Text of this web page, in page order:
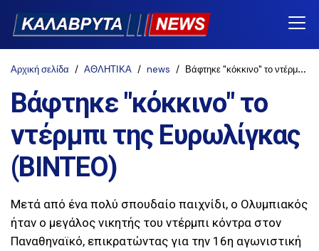
Αρχική σελίδα ΑΘΛΗΤΙΚΑ news Βάφτηκε "κόκκινο" το ντέρμπι της Ευρωλίγκας (BINTEO)
Βάφτηκε "κόκκινο" το
ντέρμπι της Ευρωλίγκας
(BINTEO)
Μετά από ένα πολύ σπουδαίο παιχνίδι, ο Ολυμπιακός
ήταν ο μεγάλος νικητής του ντέρμπι κόντρα στον
Παναθηναϊκό, επικρατώντας για την 16η αγωνιστική